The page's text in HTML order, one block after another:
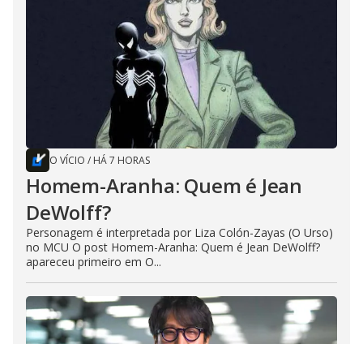
O VÍCIO / HÁ 7 HORAS
Homem-Aranha: Quem é Jean
DeWolff?
Personagem é interpretada por Liza Colón-Zayas (O Urso)
no MCU O post Homem-Aranha: Quem é Jean DeWolff?
apareceu primeiro em O...